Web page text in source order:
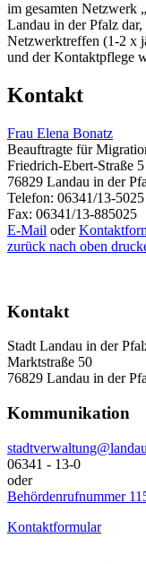
im gesamten Netzwerk
Landau in der Pfalz
Netzwerktreffen (1-2 x
und der Kontaktpflege
Kontakt
Frau Elena Bonatz
Beauftragte für
Friedrich-Ebert-Straße 5
76829 Landau in der
Telefon: 06341/13-5025
Fax: 06341/13-885025
E-Mail oder
zurück nach oben
Kontakt
Stadt Landau in der
Marktstraße 50
76829 Landau in der
Kommunikation
06341 - 13-0
oder
Behördenrufnummer
Kontaktformular